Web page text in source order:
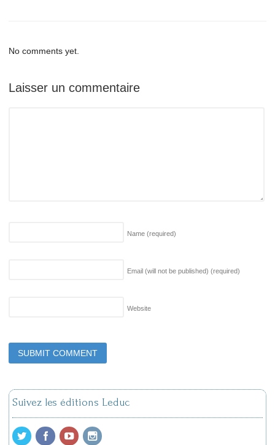
No comments yet.
Laisser un commentaire
Name (required)
Email (will not be published) (required)
Website
Suivez les éditions Leduc